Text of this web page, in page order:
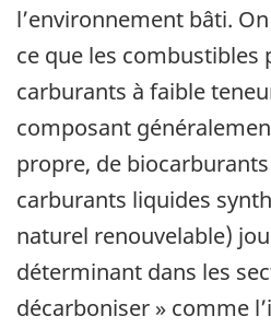
l’environnement bâti.
ce que les combustibles
carburants à faible
composant
propre, de
carburants liquides
naturel renouvelable)
déterminant dans les
décarboniser » comme